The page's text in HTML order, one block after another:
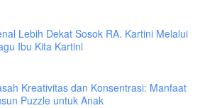
Lebih Dekat Sosok RA. Kartini Melalui
Ibu Kita Kartini
Kreativitas dan Konsentrasi: Manfaat
Puzzle untuk Anak